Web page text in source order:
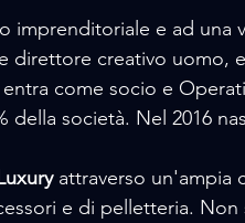
imprenditoriale e ad una
direttore creativo uomo,
come socio e
della società. Nel 2016
attraverso un'ampia
e di pelletteria.